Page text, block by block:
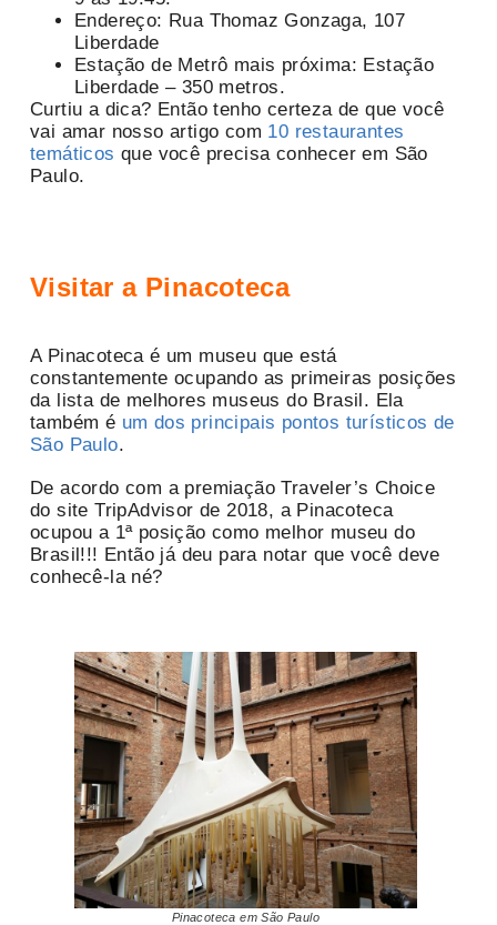
Endereço: Rua Thomaz Gonzaga, 107
Liberdade
Estação de Metrô mais próxima: Estação
Liberdade – 350 metros.
Curtiu a dica? Então tenho certeza de que você
vai amar nosso artigo com 10 restaurantes
temáticos que você precisa conhecer em São
Paulo.
Visitar a Pinacoteca
A Pinacoteca é um museu que está
constantemente ocupando as primeiras posições
da lista de melhores museus do Brasil. Ela
também é um dos principais pontos turísticos de
São Paulo.
De acordo com a premiação Traveler’s Choice
do site TripAdvisor de 2018, a Pinacoteca
ocupou a 1ª posição como melhor museu do
Brasil!!! Então já deu para notar que você deve
conhecê-la né?
Pinacoteca em São Paulo